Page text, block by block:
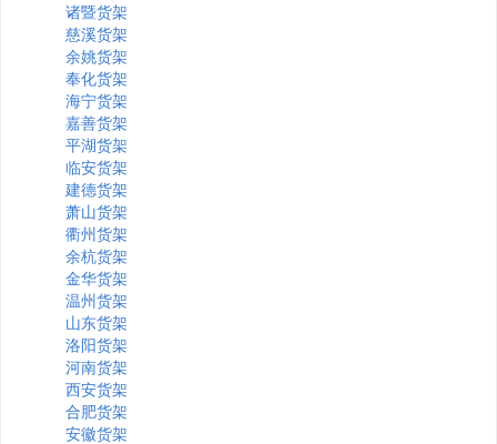
诸暨货架
慈溪货架
余姚货架
奉化货架
海宁货架
嘉善货架
平湖货架
临安货架
建德货架
萧山货架
衢州货架
余杭货架
金华货架
温州货架
山东货架
洛阳货架
河南货架
西安货架
合肥货架
安徽货架